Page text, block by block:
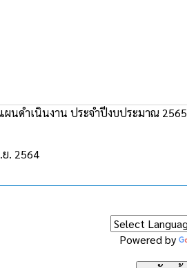
ผนดำเนินงาน ประจำปีงบประมาณ 2565
. 2564
Powered by